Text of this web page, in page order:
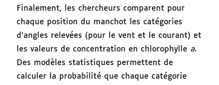
Finalement, les chercheurs comparent pour
chaque position du manchot les catégories
d’angles relevées (pour le vent et le courant) et
les valeurs de concentration en chlorophylle a.
Des modèles statistiques permettent de
calculer la probabilité que chaque catégorie